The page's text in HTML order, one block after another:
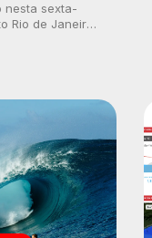
nesta sexta-
Rio de Janeiro
para ventos